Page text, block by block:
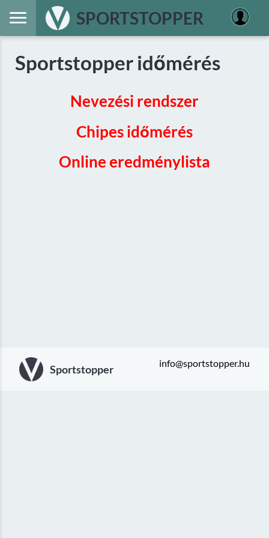
SPORTSTOPPER
Sportstopper időmérés
Nevezési rendszer
Chipes időmérés
Online eredménylista
Sportstopper info@sportstopper.hu